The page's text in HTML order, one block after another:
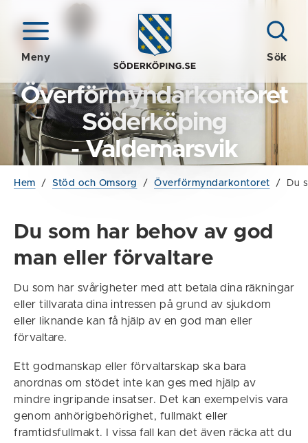
Meny Sök
Överförmyndarkontoret
Söderköping
- Valdemarsvik
Hem / Stöd och Omsorg / Överförmyndarkontoret / Du
Du som har behov av god
man eller förvaltare
Du som har svårigheter med att betala dina räkningar
eller tillvarata dina intressen på grund av sjukdom
eller liknande kan få hjälp av en god man eller
förvaltare.
Ett godmanskap eller förvaltarskap ska bara
anordnas om stödet inte kan ges med hjälp av
mindre ingripande insatser. Det kan exempelvis vara
genom anhörigbehörighet, fullmakt eller
framtidsfullmakt. I vissa fall kan det även räcka att du